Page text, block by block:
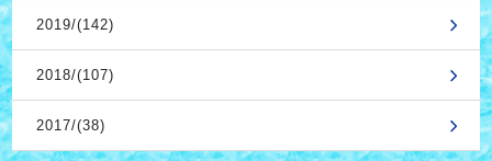
2019/(142)
2018/(107)
2017/(38)